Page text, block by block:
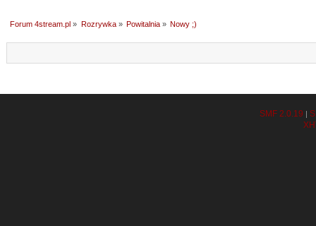
Forum 4stream.pl » Rozrywka» Powitalnia» Nowy ;)
SMF 2.0.19 |